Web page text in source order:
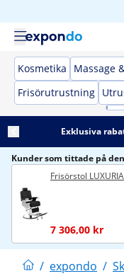
Kosmetika Massage
Frisörutrustning
Exklusiva
Kunder som tittade på
Frisörstol
7 306,00 kr
/ expondo /